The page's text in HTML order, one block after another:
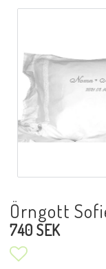
Örngott
740 SEK